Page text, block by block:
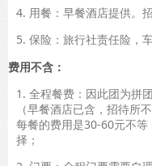
4. 用餐：早餐酒店提供。
5. 保险：旅行社责任险，
费用不含：
1. 全程餐费：因此团为拼
（早餐酒店已含，招待所
每餐的费用是30-60元不
择；